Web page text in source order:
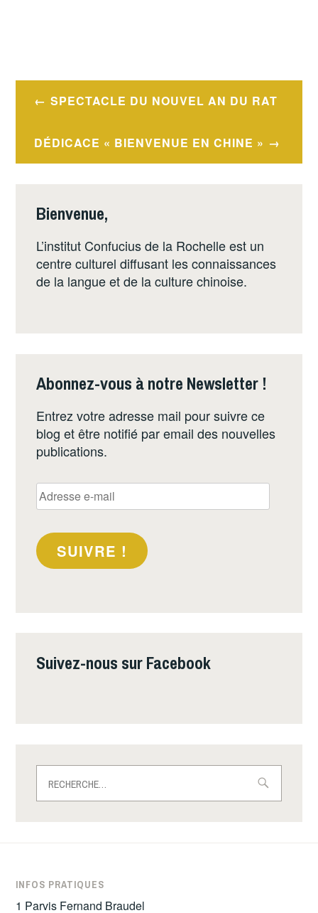
Navigation
l’article
SPECTACLE DU NOUVEL AN DU RAT
DÉDICACE « BIENVENUE EN CHINE »
Bienvenue,
L’institut Confucius de la Rochelle est un
centre culturel diffusant les connaissances
de la langue et de la culture chinoise.
Abonnez-vous à notre Newsletter !
Entrez votre adresse mail pour suivre ce
blog et être notifié par email des nouvelles
publications.
Adresse
e-
SUIVRE !
Suivez-nous sur Facebook
INFOS PRATIQUES
1 Parvis Fernand Braudel